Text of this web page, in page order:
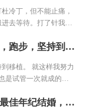
冷丁，但不能止痛，
去等待。打了针我就
1个。 取卵之后第三
，全身鼓起来，吃不
种治疗的药物全部过
二天马上松快了许
我找朋友开中药调理，敷中药包，泡脚，跑步，坚持到移植。 就这样我努力了近2个月，感觉自己的身体健康了许多，我觉得这也是试管一次就成的重要原因之一。 好不容易熬到了11月，B超医生一看内膜只有0.6cm，劝我取消移植，其实自己之前3次促排内膜都很好，这次内膜薄可能是因为周期长，内膜还没长起来，还有对补佳乐这个药根本不吸收，所以我还是坚持移植，医生说要平常心，但我看姐妹们的分享知道成功率可能只有1成不到了。 因为医生要求移植前三天每天塞2颗黄体酮，给移植做准备，我竟然忘了1次，又吓得不行，但是我想既然都到了现在，不想浪费这么多心血，再者调理了身体之后，我对自己有信心。 医生也就没说什么，直接签了风险书，等着隔天移植。 11月30号移植当天，我紧张半天，移植竟然一点感觉都没有。移植之后我直接回家了。
移植。 就这样我努力
是试管一次就成的重
可能是因为周期长，我们2016年结婚的，他37，我27，算是最佳年纪结婚，所以希望在最佳时间怀孕。这一开始，备孕检查没少做，但输卵管造影一直没有做，就在当地的医院耽搁了近一年时间，促排3次......激素药的副作用不说，浪费的时间才是最可惜的，所以第一我要提醒的是，不孕检查一定做全了，不然浪费时间查不到病因，不能对症下药。 坚持做了输卵管造影，结果左侧输卵管积水，右侧堵塞。我产科的闺蜜说可以做腹腔镜，也可以试管。但是想了了几天，我分析了自己的情况，觉得手术之后再尝试，万一没怀复发还是要去试管。再者也怕自己怀容易宫外孕，我家离三附院比较近，打算直接去三附院试管了。